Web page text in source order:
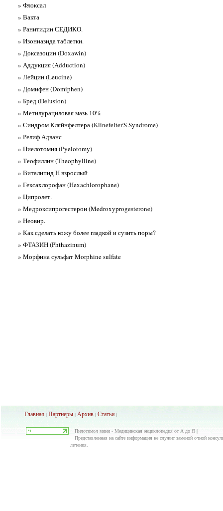
» Флоксал
» Вакта
» Ранитидин СЕДИКО.
» Изониазида таблетки.
» Доксазоцин (Doxawin)
» Аддукция (Adduction)
» Лейцин (Leucine)
» Домифен (Domiphen)
» Бред (Delusion)
» Метилурациловая мазь 10%
» Синдром Кляйнфелтера (Klinefelter'S Syndrome)
» Релиф Адванс
» Пиелотомия (Pyelotomy)
» Теофиллин (Theophylline)
» Виталипид Н взрослый
» Гексахлорофан (Hexachlorophane)
» Ципролет.
» Медроксипрогестерон (Medroxyprogesterone)
» Неовир.
» Как сделать кожу более гладкой и сузить поры?
» ФТАЗИН (Phthazinum)
» Морфина сульфат Morphine sulfate
Главная | Партнеры | Архив | Статьи |
Пилотимол мини - Медицинская энциклопедия от А до Я |
Представленная на сайте информация не служит заменой очной
лечения.